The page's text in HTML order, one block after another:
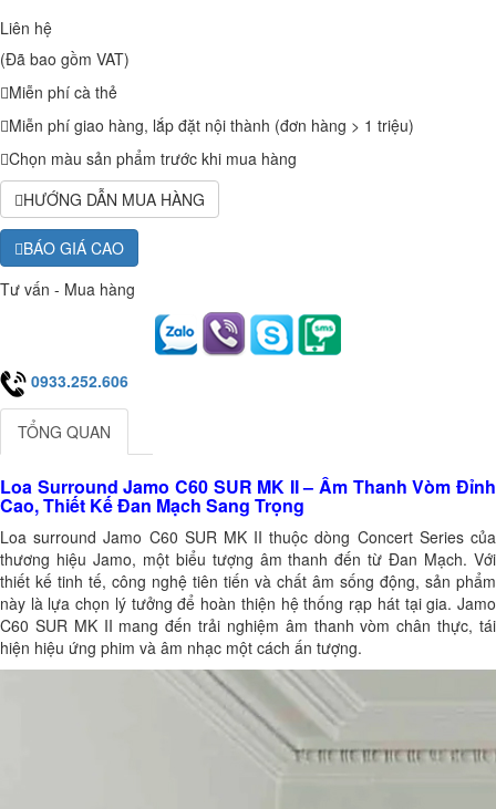
Liên hệ
(Đã bao gồm VAT)
Miễn phí cà thẻ
Miễn phí giao hàng, lắp đặt nội thành (đơn hàng > 1 triệu)
Chọn màu sản phẩm trước khi mua hàng
HƯỚNG DẪN MUA HÀNG
BÁO GIÁ CAO
Tư vấn - Mua hàng
0933.252.606
TỔNG QUAN
Loa Surround Jamo C60 SUR MK II – Âm Thanh Vòm Đỉnh
Cao, Thiết Kế Đan Mạch Sang Trọng
Loa surround Jamo C60 SUR MK II thuộc dòng Concert Series của
thương hiệu Jamo, một biểu tượng âm thanh đến từ Đan Mạch. Với
thiết kế tinh tế, công nghệ tiên tiến và chất âm sống động, sản phẩm
này là lựa chọn lý tưởng để hoàn thiện hệ thống rạp hát tại gia. Jamo
C60 SUR MK II mang đến trải nghiệm âm thanh vòm chân thực, tái
hiện hiệu ứng phim và âm nhạc một cách ấn tượng.